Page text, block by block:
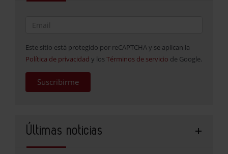
Este sitio está protegido por reCAPTCHA y se aplican la
Política de privacidad y los Términos de servicio de Google.
Suscribirme
Últimas noticias